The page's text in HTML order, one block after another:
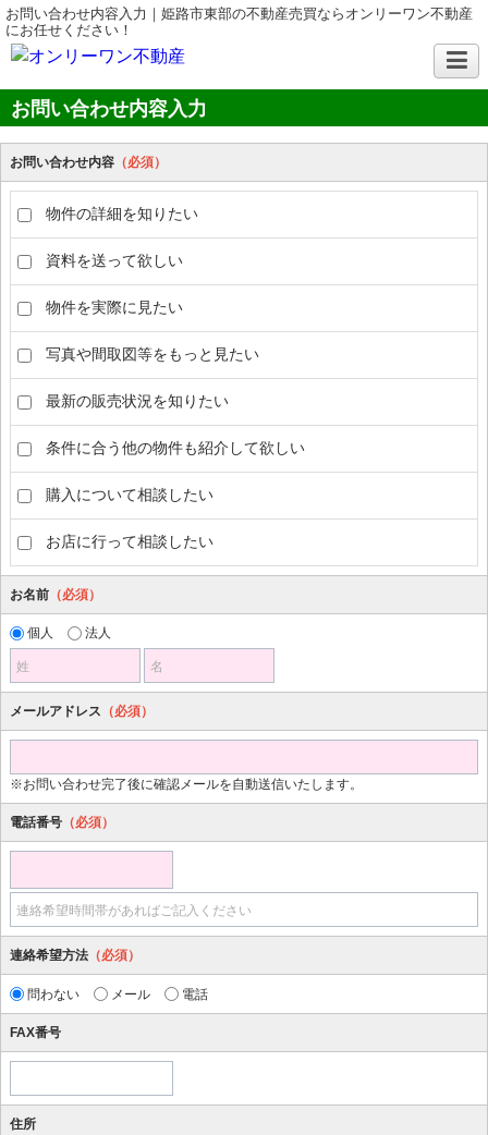
お問い合わせ内容入力｜姫路市東部の不動産売買ならオンリーワン不動産
にお任せください！
お問い合わせ内容入力
お問い合わせ内容 （必須）
物件の詳細を知りたい
資料を送って欲しい
物件を実際に見たい
写真や間取図等をもっと見たい
最新の販売状況を知りたい
条件に合う他の物件も紹介して欲しい
購入について相談したい
お店に行って相談したい
お名前 （必須）
個人 法人
姓 名
メールアドレス （必須）
※お問い合わせ完了後に確認メールを自動送信いたします。
電話番号 （必須）
連絡希望時間帯があればご記入ください
連絡希望方法 （必須）
問わない メール 電話
FAX番号
住所